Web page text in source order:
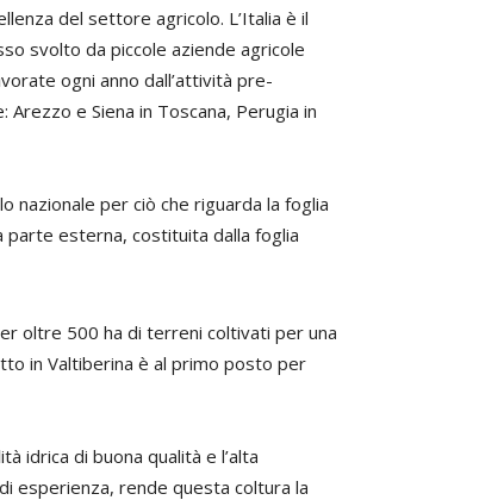
del settore agricolo. L’Italia è il
svolto da piccole aziende agricole
ogni anno dall’attività pre-
e Siena in Toscana, Perugia in
nazionale per ciò che riguarda la foglia
parte esterna, costituita dalla foglia
oltre 500 ha di terreni coltivati per una
in Valtiberina è al primo posto per
idrica di buona qualità e l’alta
esperienza, rende questa coltura la